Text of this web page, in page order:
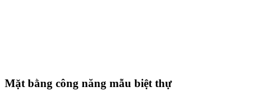
Mặt bằng công năng mẫu biệt thự